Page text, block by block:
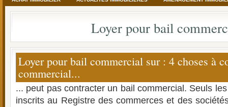
Loyer pour bail
Loyer pour bail commercial sur : 4 choses à
commercial...
... peut pas contracter un bail commercial. Seuls
inscrits au Registre des commerces et des